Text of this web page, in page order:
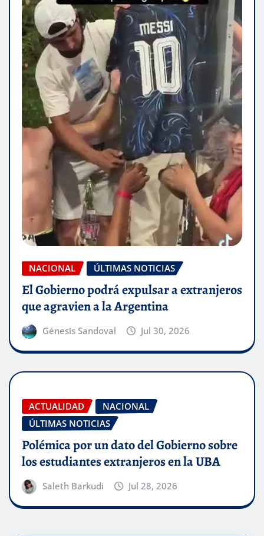
NACIONAL ÚLTIMAS NOTICIAS
El Gobierno podrá expulsar a extranjeros
que agravien a la Argentina
Génesis Sandoval Jul 30, 2026
ACTUALIDAD
NACIONAL
ÚLTIMAS NOTICIAS
Polémica por un dato del Gobierno sobre
los estudiantes extranjeros en la UBA
Saleth Barkudi Jul 28, 2026